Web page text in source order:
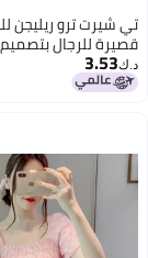
تي شيرت ترو ريليجن
قصيرة للرجال
رسمي
د.ك‏3.53